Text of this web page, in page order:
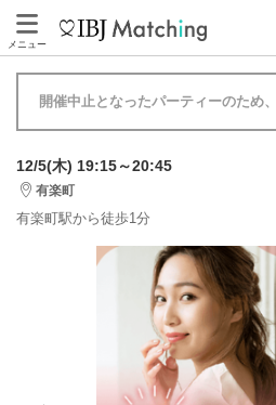
メニュー
開催中止となったパーティーのため
12/5(木) 19:15～20:45
有楽町
有楽町駅から徒歩1分